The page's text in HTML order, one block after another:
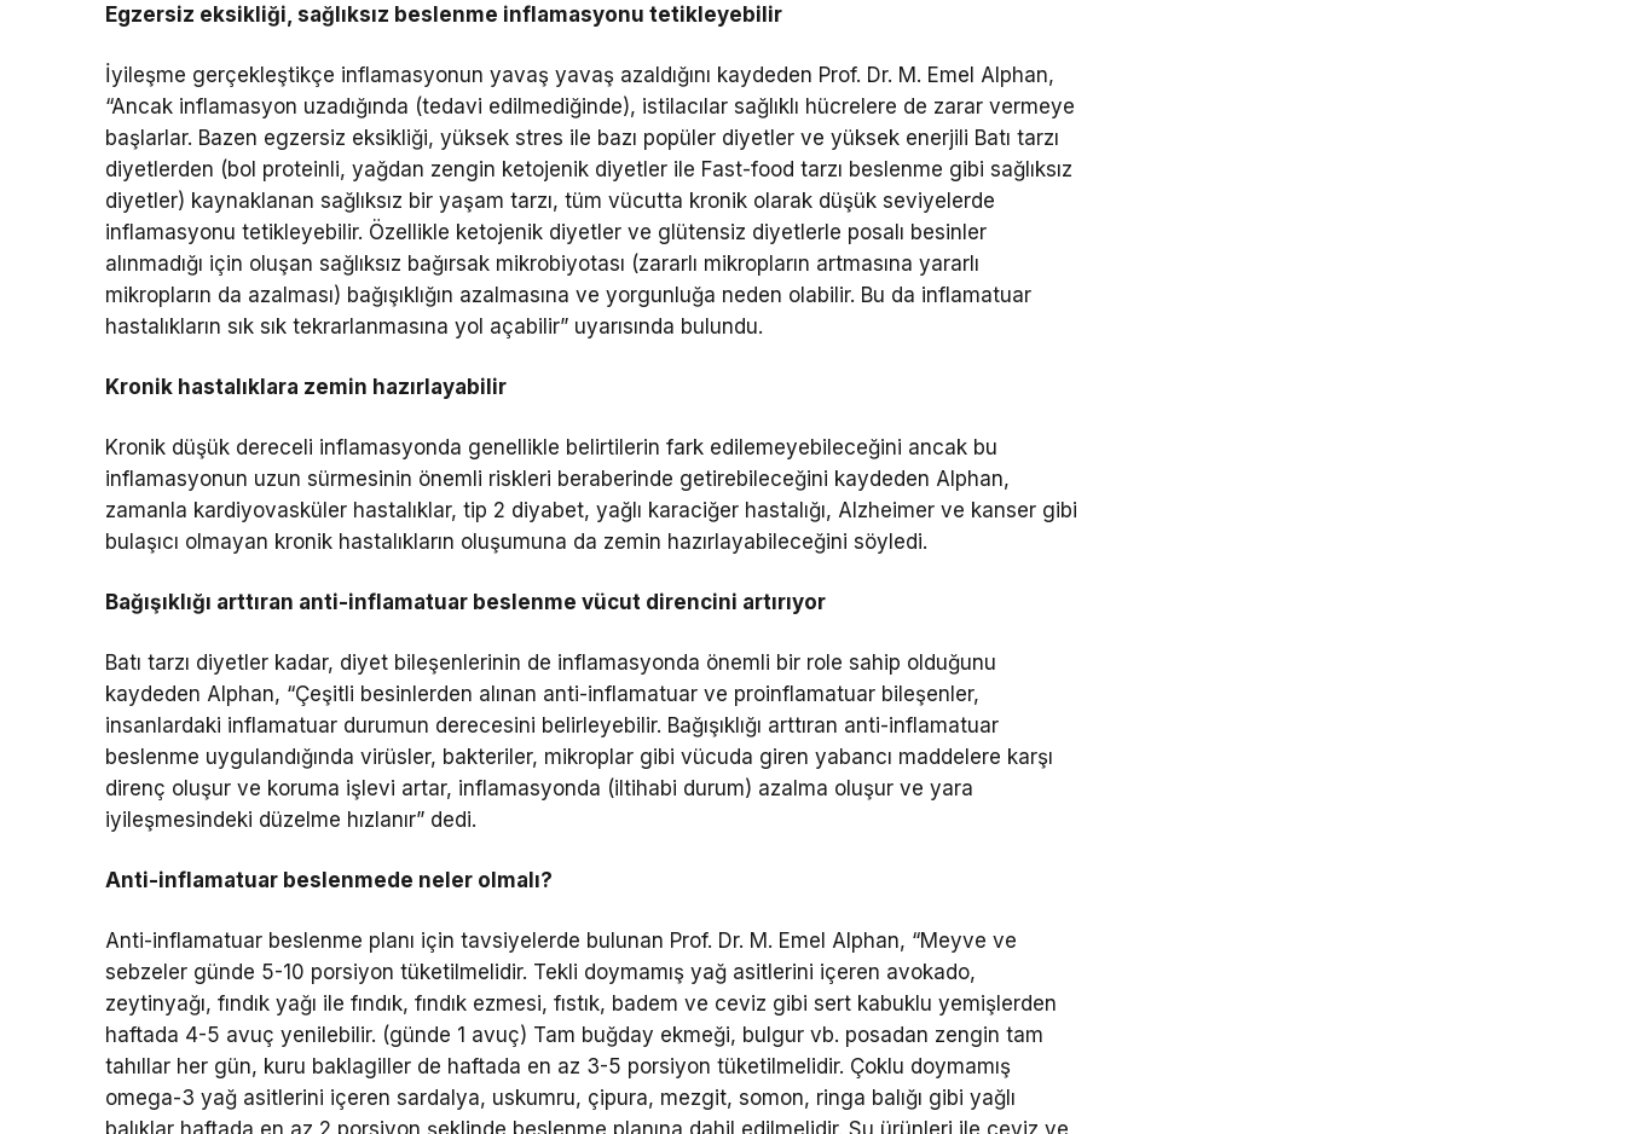
Egzersiz eksikliği, sağlıksız beslenme inflamasyonu tetikleyebilir
İyileşme gerçekleştikçe inflamasyonun yavaş yavaş azaldığını kaydeden Prof. Dr. M. Emel Alphan,
“Ancak inflamasyon uzadığında (tedavi edilmediğinde), istilacılar sağlıklı hücrelere de zarar vermeye
başlarlar. Bazen egzersiz eksikliği, yüksek stres ile bazı popüler diyetler ve yüksek enerjili Batı tarzı
diyetlerden (bol proteinli, yağdan zengin ketojenik diyetler ile Fast-food tarzı beslenme gibi sağlıksız
diyetler) kaynaklanan sağlıksız bir yaşam tarzı, tüm vücutta kronik olarak düşük seviyelerde
inflamasyonu tetikleyebilir. Özellikle ketojenik diyetler ve glütensiz diyetlerle posalı besinler
alınmadığı için oluşan sağlıksız bağırsak mikrobiyotası (zararlı mikropların artmasına yararlı
mikropların da azalması) bağışıklığın azalmasına ve yorgunluğa neden olabilir. Bu da inflamatuar
hastalıkların sık sık tekrarlanmasına yol açabilir” uyarısında bulundu.
Kronik hastalıklara zemin hazırlayabilir
Kronik düşük dereceli inflamasyonda genellikle belirtilerin fark edilemeyebileceğini ancak bu
inflamasyonun uzun sürmesinin önemli riskleri beraberinde getirebileceğini kaydeden Alphan,
zamanla kardiyovasküler hastalıklar, tip 2 diyabet, yağlı karaciğer hastalığı, Alzheimer ve kanser gibi
bulaşıcı olmayan kronik hastalıkların oluşumuna da zemin hazırlayabileceğini söyledi.
Bağışıklığı arttıran anti-inflamatuar beslenme vücut direncini artırıyor
Batı tarzı diyetler kadar, diyet bileşenlerinin de inflamasyonda önemli bir role sahip olduğunu
kaydeden Alphan, “Çeşitli besinlerden alınan anti-inflamatuar ve proinflamatuar bileşenler,
insanlardaki inflamatuar durumun derecesini belirleyebilir. Bağışıklığı arttıran anti-inflamatuar
beslenme uygulandığında virüsler, bakteriler, mikroplar gibi vücuda giren yabancı maddelere karşı
direnç oluşur ve koruma işlevi artar, inflamasyonda (iltihabi durum) azalma oluşur ve yara
iyileşmesindeki düzelme hızlanır” dedi.
Anti-inflamatuar beslenmede neler olmalı?
Anti-inflamatuar beslenme planı için tavsiyelerde bulunan Prof. Dr. M. Emel Alphan, “Meyve ve
sebzeler günde 5-10 porsiyon tüketilmelidir. Tekli doymamış yağ asitlerini içeren avokado,
zeytinyağı, fındık yağı ile fındık, fındık ezmesi, fıstık, badem ve ceviz gibi sert kabuklu yemişlerden
haftada 4-5 avuç yenilebilir. (günde 1 avuç) Tam buğday ekmeği, bulgur vb. posadan zengin tam
tahıllar her gün, kuru baklagiller de haftada en az 3-5 porsiyon tüketilmelidir. Çoklu doymamış
omega-3 yağ asitlerini içeren sardalya, uskumru, çipura, mezgit, somon, ringa balığı gibi yağlı
balıklar haftada en az 2 porsiyon şeklinde beslenme planına dahil edilmelidir. Su ürünleri ile ceviz ve